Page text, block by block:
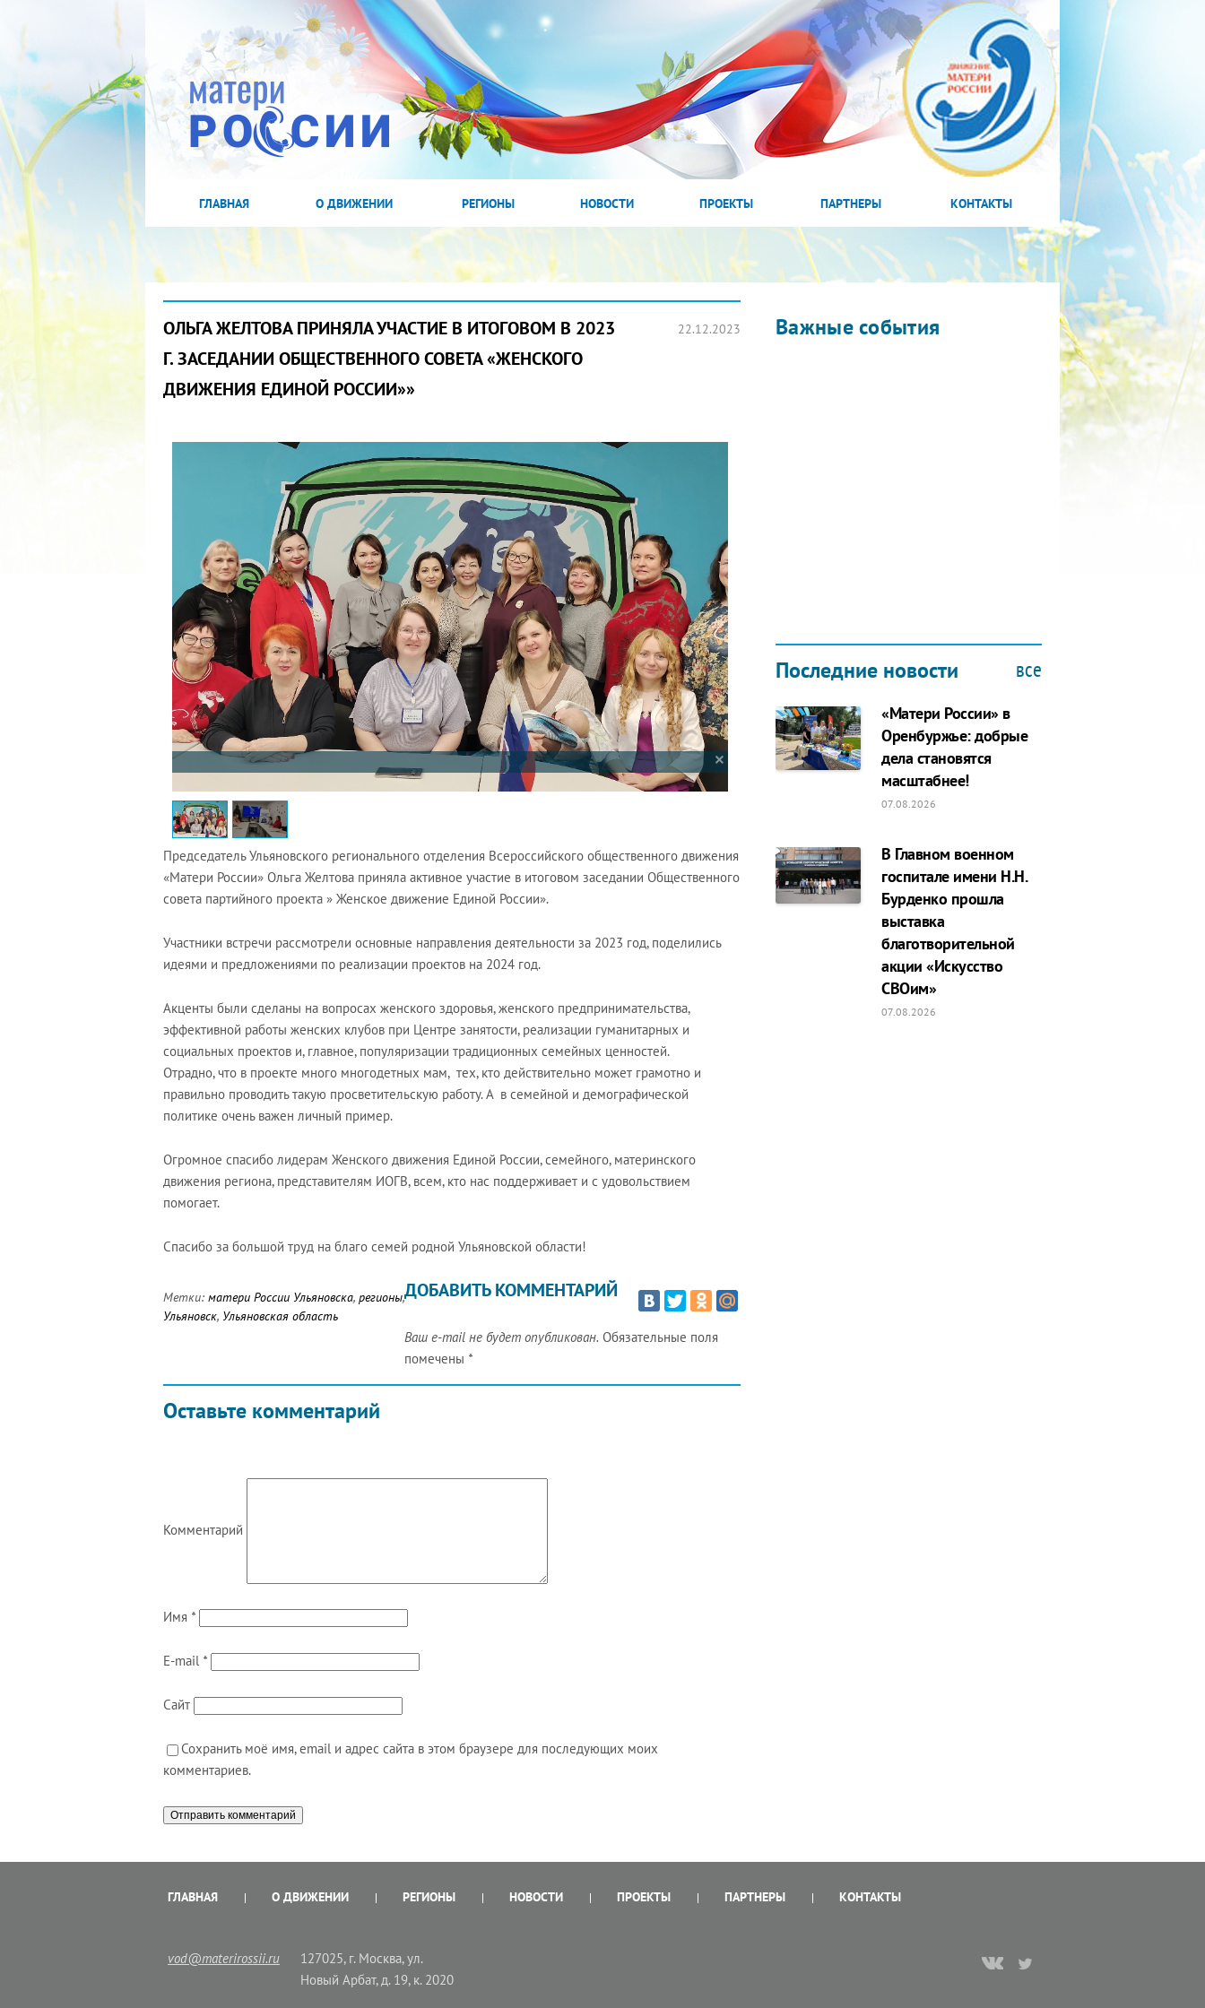
ГЛАВНАЯ О ДВИЖЕНИИ РЕГИОНЫ НОВОСТИ ПРОЕКТЫ ПАРТНЕРЫ КОНТАКТЫ
ОЛЬГА ЖЕЛТОВА ПРИНЯЛА УЧАСТИЕ В ИТОГОВОМ В 2023
Г. ЗАСЕДАНИИ ОБЩЕСТВЕННОГО СОВЕТА «ЖЕНСКОГО
ДВИЖЕНИЯ ЕДИНОЙ РОССИИ»»
22.12.2023
Председатель Ульяновского регионального отделения Всероссийского общественного движения
«Матери России» Ольга Желтова приняла активное участие в итоговом заседании Общественного
совета партийного проекта » Женское движение Единой России».
Участники встречи рассмотрели основные направления деятельности за 2023 год, поделились
идеями и предложениями по реализации проектов на 2024 год.
Акценты были сделаны на вопросах женского здоровья, женского предпринимательства,
эффективной работы женских клубов при Центре занятости, реализации гуманитарных и
социальных проектов и, главное, популяризации традиционных семейных ценностей.
Отрадно, что в проекте много многодетных мам, тех, кто действительно может грамотно и
правильно проводить такую просветительскую работу. А в семейной и демографической
политике очень важен личный пример.
Огромное спасибо лидерам Женского движения Единой России, семейного, материнского
движения региона, представителям ИОГВ, всем, кто нас поддерживает и с удовольствием
помогает.
Спасибо за большой труд на благо семей родной Ульяновской области!
Метки: матери России Ульяновска, регионы,
Ульяновск, Ульяновская область
Оставьте комментарий
ДОБАВИТЬ КОММЕНТАРИЙ
Ваш e-mail не будет опубликован. Обязательные поля
помечены *
Комментарий
Имя *
E-mail *
Сайт
Сохранить моё имя, email и адрес сайта в этом браузере для последующих моих
комментариев.
Важные события
2022 ГОД ПРОВОЗГЛАШЕН ГОДОМ
МАТЕРИ В ЯКУТИИ
19.12.2021
Последние новости все
«Матери России» в
Оренбуржье: добрые
дела становятся
масштабнее!
07.08.2026
В Главном военном
госпитале имени Н.Н.
Бурденко прошла
выставка
благотворительной
акции «Искусство
СВОим»
07.08.2026
ГЛАВНАЯ О ДВИЖЕНИИ РЕГИОНЫ НОВОСТИ ПРОЕКТЫ ПАРТНЕРЫ КОНТАКТЫ
vod@materirossii.ru
127025, г. Москва, ул.
Новый Арбат, д. 19, к. 2020